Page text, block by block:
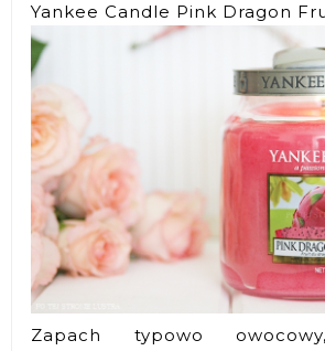
Yankee Candle Pink Dragon
Zapach typowo